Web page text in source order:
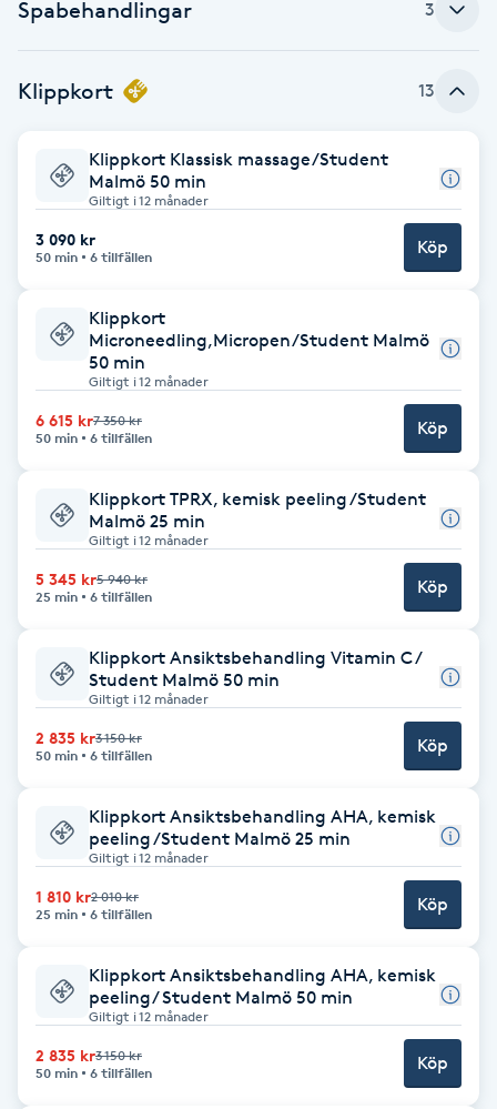
Fransk manikyr
Fransrengöring
Friskvård
Frisör
Funktionsanalys
Föning
Gel naglar
Gelenaglar
Gellack
Gellack med förstärkning
Gravidmassage
Gravidyoga
Gruppträning
Spabehandlingar 3
Klippkort 13
Klippkort Klassisk massage/Student
Malmö 50 min
Giltigt i 12 månader
3 090 kr
50 min 6 tillfällen Köp
Klippkort
Microneedling,Micropen/Student Malmö
50 min
Giltigt i 12 månader
6 615 kr7 350 kr
50 min
6 tillfällen Köp
Klippkort TPRX, kemisk peeling /Student
Malmö 25 min
Giltigt i 12 månader
5 345 kr5 940 kr
25 min
6 tillfällen Köp
Klippkort Ansiktsbehandling Vitamin C /
Student Malmö 50 min
Giltigt i 12 månader
2 835 kr3 150 kr
50 min
6 tillfällen Köp
Klippkort Ansiktsbehandling AHA, kemisk
peeling /Student Malmö 25 min
Giltigt i 12 månader
1 810 kr2 010 kr
25 min
6 tillfällen Köp
Klippkort Ansiktsbehandling AHA, kemisk
peeling/ Student Malmö 50 min
Giltigt i 12 månader
2 835 kr3 150 kr
50 min
6 tillfällen Köp